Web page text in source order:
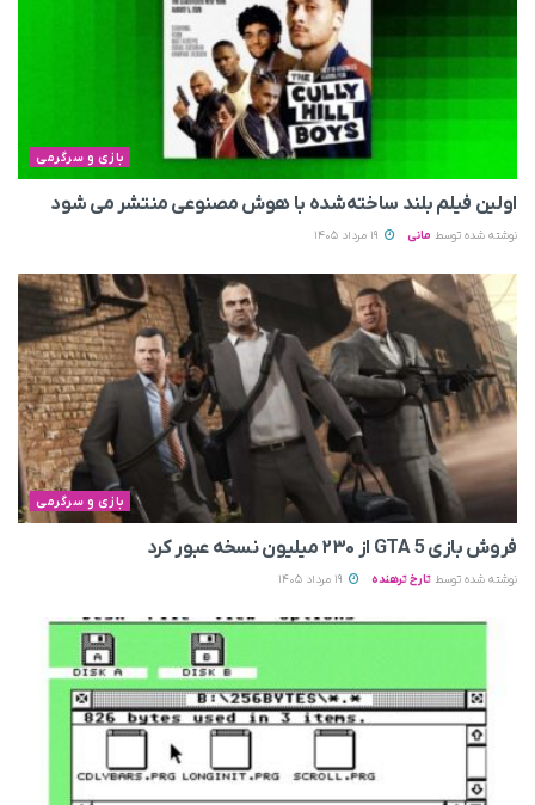
بازی و سرگرمی
اولین فیلم بلند ساخته‌شده با هوش مصنوعی منتشر می‌ شود
نوشته شده توسط مانی
بازی و سرگرمی
فروش بازی GTA 5 از ۲۳۰ میلیون نسخه عبور کرد
نوشته شده توسط تارخ ترهنده